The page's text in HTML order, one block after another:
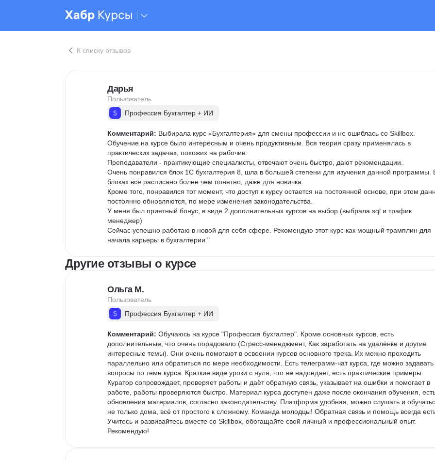
К списку отзывов
Дарья
Пользователь
Профессия Бухгалтер + ИИ
Комментарий: Выбирала курс «Бухгалтерия» для смены профессии и не ошиблась со Skillbox.
Обучение на курсе было интересным и очень продуктивным. Вся теория сразу применялась в
практических задачах, похожих на рабочие.
Преподаватели - практикующие специалисты, отвечают очень быстро, дают рекомендации.
Очень понравился блок 1С бухгалтерия 8, шла в большей степени для изучения данной программы.
блоках все расписано более чем понятно, даже для новичка.
Кроме того, понравился тот момент, что доступ к курсу остается на постоянной основе, при этом
постоянно обновляются, по мере изменения законодательства.
У меня был приятный бонус, в виде 2 дополнительных курсов на выбор (выбрала sql и трафик
менеджер)
Сейчас успешно работаю в новой для себя сфере. Рекомендую этот курс как мощный трамплин для
начала карьеры в бухгалтерии."
Другие отзывы о курсе
Ольга М.
Пользователь
Профессия Бухгалтер + ИИ
Комментарий: Обучаюсь на курсе "Профессия бухгалтер". Кроме основных курсов, есть
дополнительные, что очень порадовало (Стресс-менеджмент, Как заработать на удалёнке и другие
интересные темы). Они очень помогают в освоении курсов основного трека. Их можно проходить
параллельно или обратиться по мере необходимости. Есть телеграмм-чат курса, где можно задавать
вопросы по теме курса. Краткие виде уроки с нуля, что не надоедает, есть практические примеры.
Куратор сопровождает, проверяет работы и даёт обратную связь, указывает на ошибки и помогает в
работе, работы проверяются быстро. Материал курса доступен даже после окончания обучения,
обновления материалов, согласно законодательству. Платформа удобная, можно слушать и
не только дома, всё от простого к сложному. Команда молодцы! Обратная связь и помощь всегда
Учитесь и развивайтесь вместе со Skillbox, обогащайте свой личный и профессиональный опыт.
Рекомендую!